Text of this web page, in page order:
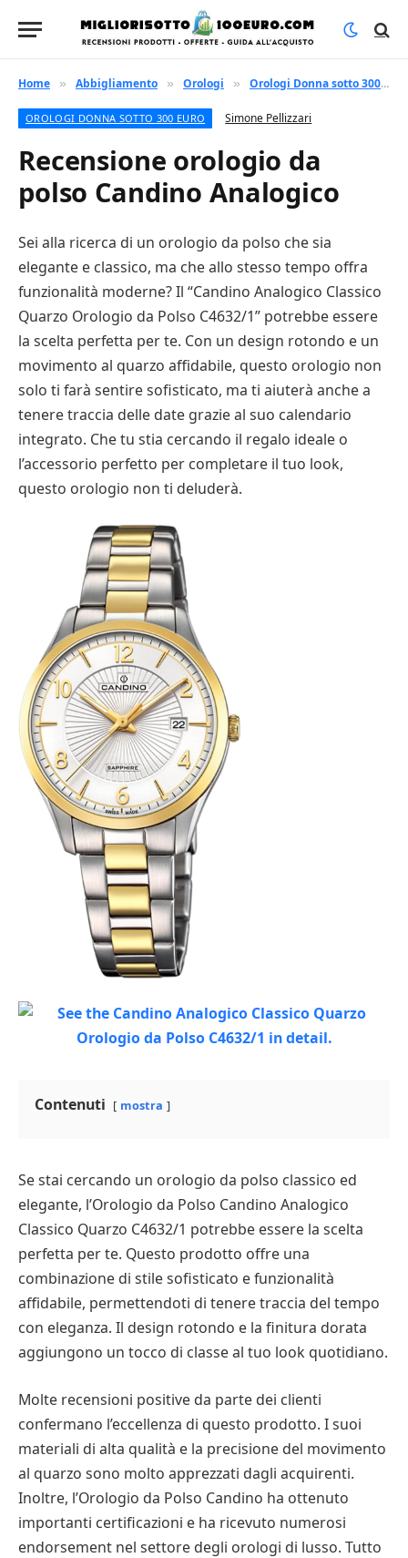
Home » Abbigliamento » Orologi » Orologi Donna sotto 300 euro
OROLOGI DONNA SOTTO 300 EURO Simone Pellizzari
Recensione orologio da
polso Candino Analogico
Sei alla ricerca di un orologio da polso che sia
elegante e classico, ma che allo stesso tempo offra
funzionalità moderne? Il “Candino Analogico Classico
Quarzo Orologio da Polso C4632/1” potrebbe essere
la scelta perfetta per te. Con un design rotondo e un
movimento al quarzo affidabile, questo orologio non
solo ti farà sentire sofisticato, ma ti aiuterà anche a
tenere traccia delle date grazie al suo calendario
integrato. Che tu stia cercando il regalo ideale o
l’accessorio perfetto per completare il tuo look,
questo orologio non ti deluderà.
Contenuti mostra
Se stai cercando un orologio da polso classico ed
elegante, l’Orologio da Polso Candino Analogico
Classico Quarzo C4632/1 potrebbe essere la scelta
perfetta per te. Questo prodotto offre una
combinazione di stile sofisticato e funzionalità
affidabile, permettendoti di tenere traccia del tempo
con eleganza. Il design rotondo e la finitura dorata
aggiungono un tocco di classe al tuo look quotidiano.
Molte recensioni positive da parte dei clienti
confermano l’eccellenza di questo prodotto. I suoi
materiali di alta qualità e la precisione del movimento
al quarzo sono molto apprezzati dagli acquirenti.
Inoltre, l’Orologio da Polso Candino ha ottenuto
importanti certificazioni e ha ricevuto numerosi
endorsement nel settore degli orologi di lusso. Tutto